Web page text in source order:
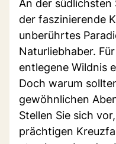
An der südlichsten
der faszinierende
unberührtes
Naturliebhaber.
entlegene Wildnis
Doch warum
gewöhnlichen
Stellen Sie sich
prächtigen